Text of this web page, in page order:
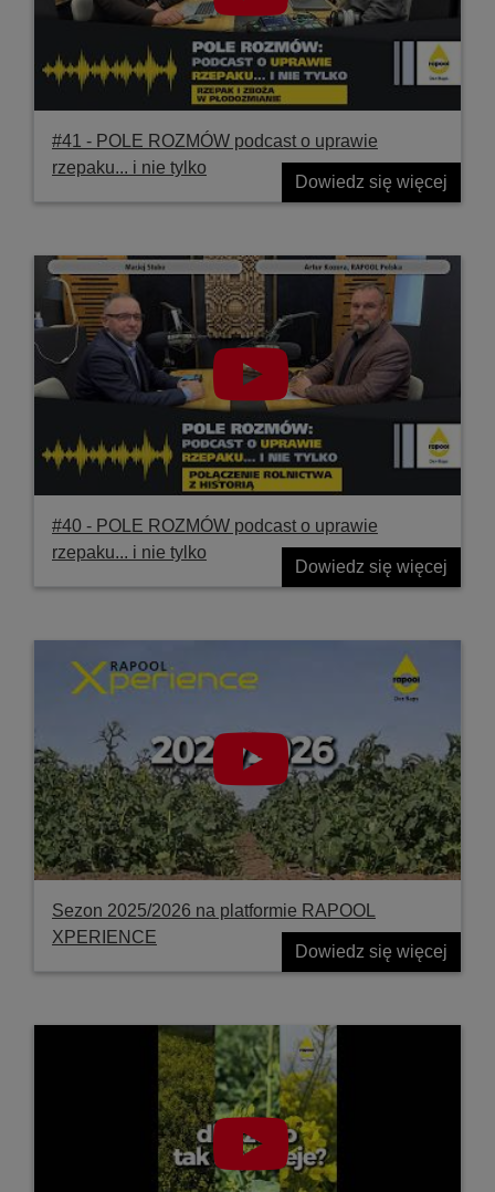
#41 ‐ POLE ROZMÓW podcast o uprawie
rzepaku... i nie tylko
Dowiedz się więcej
#40 ‐ POLE ROZMÓW podcast o uprawie
rzepaku... i nie tylko
Dowiedz się więcej
Sezon 2025/2026 na platformie RAPOOL
XPERIENCE
Dowiedz się więcej